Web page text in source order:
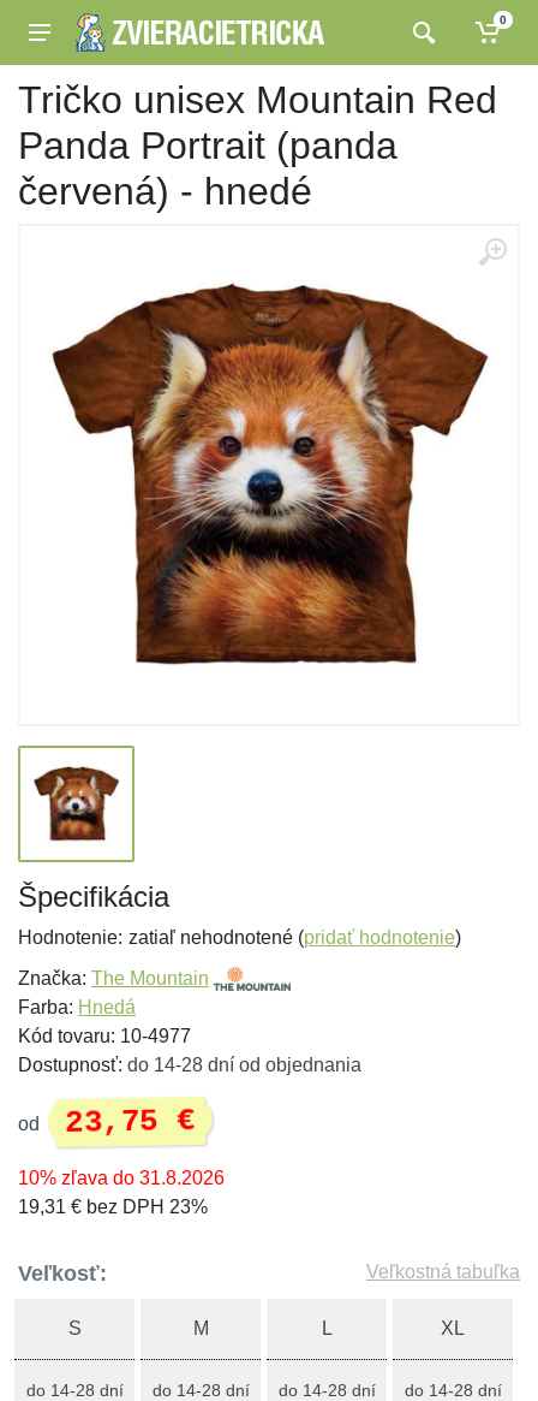
0
Tričko unisex Mountain Red
Panda Portrait (panda
červená) - hnedé
Špecifikácia
Hodnotenie: zatiaľ nehodnotené (pridať hodnotenie)
Značka: The Mountain
Farba: Hnedá
Kód tovaru: 10-4977
Dostupnosť: do 14-28 dní od objednania
od 23,75 €
10% zľava do 31.8.2026
19,31 € bez DPH 23%
Veľkosť: Veľkostná tabuľka
S
do 14-28 dní
M
do 14-28 dní
L
do 14-28 dní
XL
do 14-28 dní